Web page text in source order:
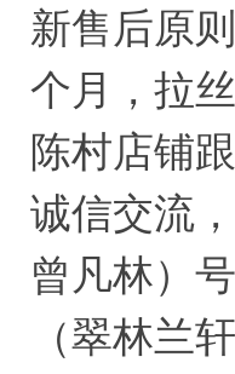
新售后原
个月，拉
陈村店铺
诚信交流
曾凡林）
（翠林兰